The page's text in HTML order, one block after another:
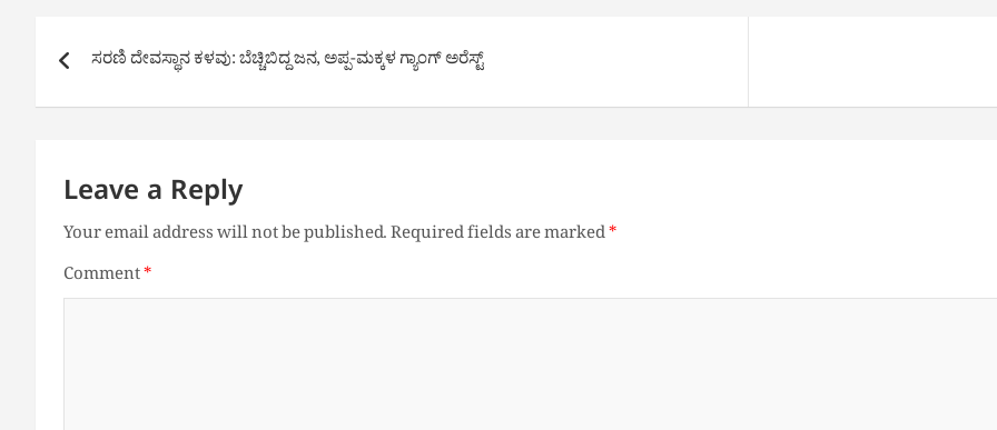
Post
navigation
ಸರಣಿ ದೇವಸ್ಥಾನ ಕಳವು: ಬೆಚ್ಚಿಬಿದ್ದ ಜನ, ಅಪ್ಪ-ಮಕ್ಕಳ ಗ್ಯಾಂಗ್ ಅರೆಸ್ಟ್
Leave a Reply
Your email address will not be published.Required fields are marked*
Comment*